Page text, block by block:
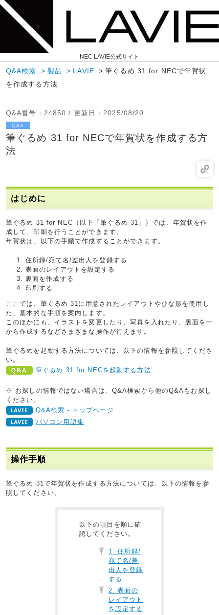
NEC LAVIE公式サイト
Q&A検索 > 製品 > LAVIE > 筆ぐるめ 31 for NECで年賀状
を作成する方法
Q&A番号 ：24850 / 更新日 ：2025/08/20
Q&A
筆ぐるめ 31 for NECで年賀状を作成する方
法
はじめに
筆ぐるめ 31 for NEC（以下「筆ぐるめ 31」）では、年賀状を作
成して、印刷を行うことができます。
年賀状は、以下の手順で作成することができます。
住所録/宛て名/差出人を登録する
表面のレイアウトを設定する
裏面を作成する
印刷する
ここでは、筆ぐるめ 31に用意されたレイアウトやひな形を使用し
た、基本的な手順を案内します。
このほかにも、イラストを変更したり、写真を入れたり、裏面を一
から作成するなどさまざまな操作が行えます。
筆ぐるめを起動する方法については、以下の情報を参照してくださ
い。
筆ぐるめ 31 for NECを起動する方法
※ お探しの情報ではない場合は、Q&A検索から他のQ&Aもお探し
ください。
Q&A検索 - トップページ
パソコン用語集
操作手順
筆ぐるめ 31で年賀状を作成する方法については、以下の情報を参
照してください。
以下の項目を順に確
認してください。
1. 住所録/
宛て名/差
出人を登録
する
2. 表面の
レイアウト
を設定する